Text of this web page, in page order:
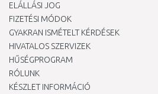
ELÁLLÁSI JOG
FIZETÉSI MÓDOK
GYAKRAN ISMÉTELT KÉRDÉSEK
HIVATALOS SZERVIZEK
HŰSÉGPROGRAM
RÓLUNK
KÉSZLET INFORMÁCIÓ